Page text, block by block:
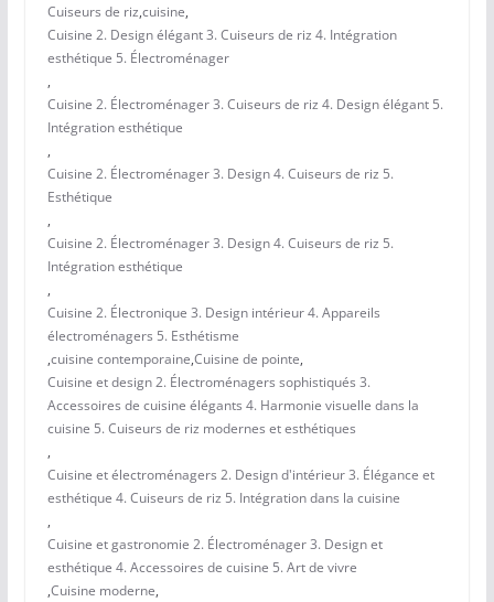
Cuiseurs de riz,cuisine,
Cuisine 2. Design élégant 3. Cuiseurs de riz 4. Intégration
esthétique 5. Électroménager
,
Cuisine 2. Électroménager 3. Cuiseurs de riz 4. Design élégant 5.
Intégration esthétique
,
Cuisine 2. Électroménager 3. Design 4. Cuiseurs de riz 5.
Esthétique
,
Cuisine 2. Électroménager 3. Design 4. Cuiseurs de riz 5.
Intégration esthétique
,
Cuisine 2. Électronique 3. Design intérieur 4. Appareils
électroménagers 5. Esthétisme
,cuisine contemporaine,Cuisine de pointe,
Cuisine et design 2. Électroménagers sophistiqués 3.
Accessoires de cuisine élégants 4. Harmonie visuelle dans la
cuisine 5. Cuiseurs de riz modernes et esthétiques
,
Cuisine et électroménagers 2. Design d'intérieur 3. Élégance et
esthétique 4. Cuiseurs de riz 5. Intégration dans la cuisine
,
Cuisine et gastronomie 2. Électroménager 3. Design et
esthétique 4. Accessoires de cuisine 5. Art de vivre
,Cuisine moderne,